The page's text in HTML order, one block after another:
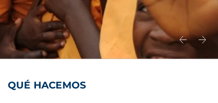
QUÉ HACEMOS